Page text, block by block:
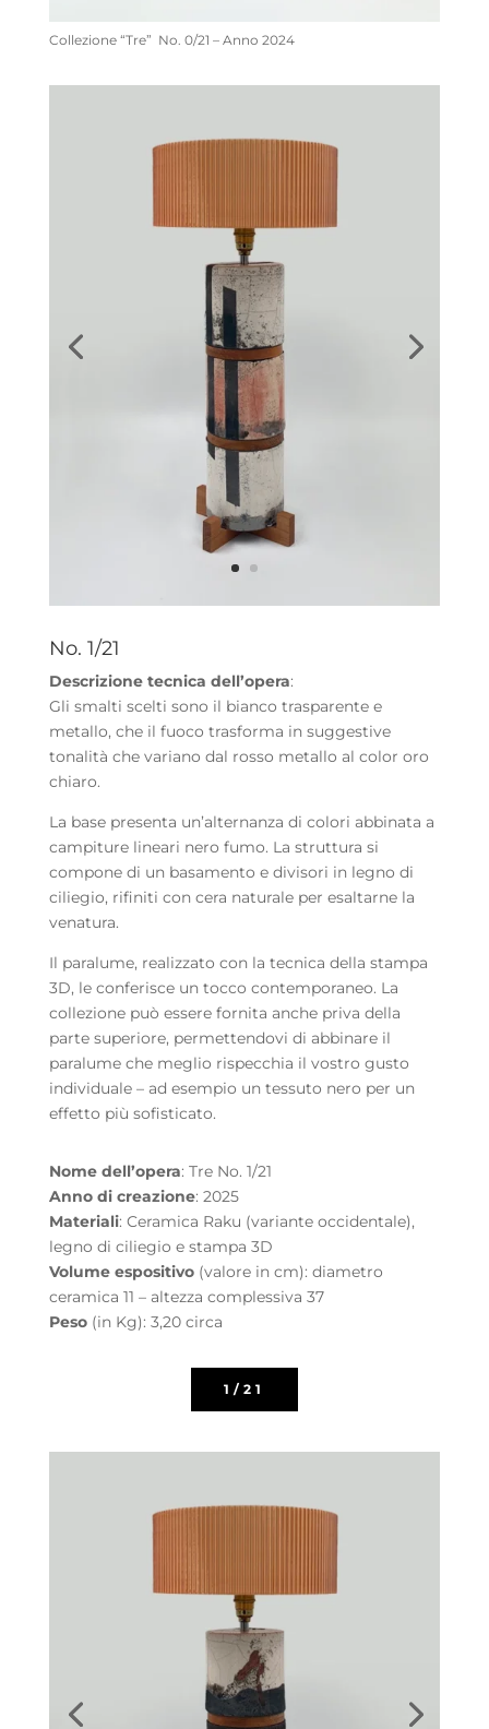
Collezione “Tre” No. 0/21 – Anno 2024
No. 1/21
Descrizione tecnica dell’opera:
Gli smalti scelti sono il bianco trasparente e
metallo, che il fuoco trasforma in suggestive
tonalità che variano dal rosso metallo al color oro
chiaro.
La base presenta un’alternanza di colori abbinata a
campiture lineari nero fumo. La struttura si
compone di un basamento e divisori in legno di
ciliegio, rifiniti con cera naturale per esaltarne la
venatura.
Il paralume, realizzato con la tecnica della stampa
3D, le conferisce un tocco contemporaneo. La
collezione può essere fornita anche priva della
parte superiore, permettendovi di abbinare il
paralume che meglio rispecchia il vostro gusto
individuale – ad esempio un tessuto nero per un
effetto più sofisticato.
Nome dell’opera: Tre No. 1/21
Anno di creazione: 2025
Materiali: Ceramica Raku (variante occidentale),
legno di ciliegio e stampa 3D
Volume espositivo(valore in cm): diametro
ceramica 11 – altezza complessiva 37
Peso(in Kg): 3,20 circa
1/21